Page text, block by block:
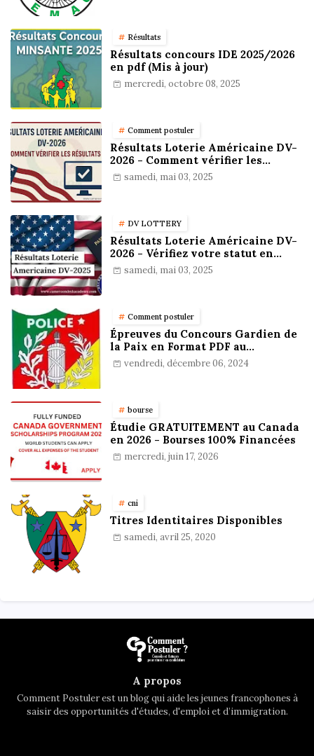
Résultats
Résultats concours IDE 2025/2026
en pdf (Mis à jour)
mercredi, octobre 08, 2025
Comment postuler
Résultats Loterie Américaine DV-
2026 - Comment vérifier les
résultats
samedi, mai 03, 2025
DV LOTTERY
Résultats Loterie Américaine DV-
2026 - Vérifiez votre statut en
ligne !
samedi, mai 03, 2025
Comment postuler
Épreuves du Concours Gardien de
la Paix en Format PDF au
Cameroun : Stratégies,
Préparation et Astuces pour
vendredi, décembre 06, 2024
bourse
Étudie GRATUITEMENT au Canada
en 2026 - Bourses 100% Financées
mercredi, juin 17, 2026
cni
Titres Identitaires Disponibles
samedi, avril 25, 2020
A propos
Comment Postuler est un blog qui aide les jeunes francophones à
saisir des opportunités d'études, d'emploi et d’immigration.